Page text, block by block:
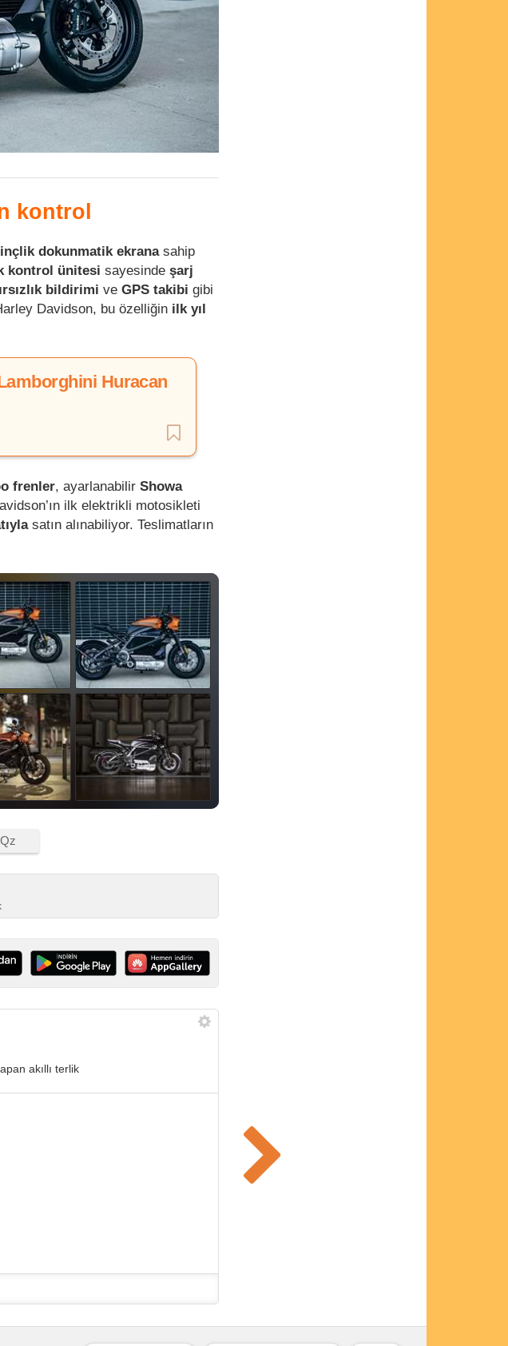
kontrol
dokunmatik ekranasahip
kontrol ünitesi sayesinde şarj
bildirimi ve GPS takibi gibi
Davidson, bu özelliğin ilk yıl
Huracan
frenler, ayarlanabilir Showa
ilk elektrikli motosikleti
satın alınabiliyor. Teslimatların
akıllı terlik